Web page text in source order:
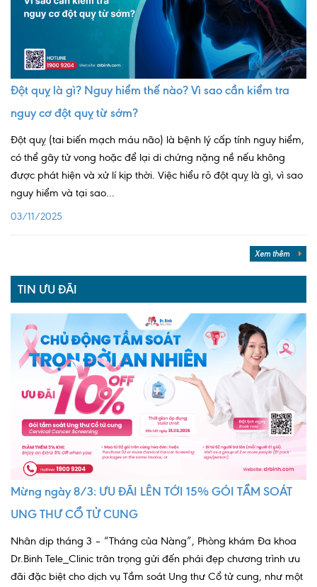
Gói khám tầm soát ung thư sớm
Gói quản lý mạn tính
Dịch vụ ưu đãi đặc biệt
Bác sĩ online - Tư vấn từ xa
Nhà thuốc GPP
Dịch vụ Y tế Cơ quan – MEDI-OFFICE
Dịch vụ Y tế gia đình – MEDI-HOME
Bảo lãnh viện phí HỎI ĐÁP
TUYỂN DỤNG TRA CỨU HỒ SƠ
Đột quỵ là gì? Nguy hiểm thế nào? Vì sao cần kiểm tra
nguy cơ đột quỵ từ sớm?
Đột quỵ (tai biến mạch máu não) là bệnh lý cấp tính nguy hiểm,
có thể gây tử vong hoặc để lại di chứng nặng nề nếu không
được phát hiện và xử lí kịp thời. Việc hiểu rõ đột quỵ là gì, vì sao
nguy hiểm và tại sao...
03/11/2025
Xem thêm
TIN ƯU ĐÃI
Mừng ngày 8/3: ƯU ĐÃI LÊN TỚI 15% GÓI TẦM SOÁT
UNG THƯ CỔ TỬ CUNG
Nhân dịp tháng 3 – “Tháng của Nàng”, Phòng khám Đa khoa
Dr.Binh Tele_Clinic trân trọng gửi đến phái đẹp chương trình ưu
đãi đặc biệt cho dịch vụ Tầm soát Ung thư Cổ tử cung, như một